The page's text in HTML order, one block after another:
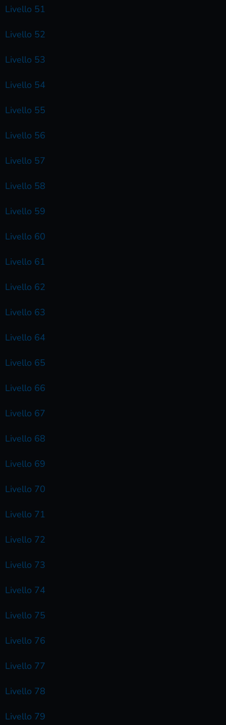
Livello 51
Livello 52
Livello 53
Livello 54
Livello 55
Livello 56
Livello 57
Livello 58
Livello 59
Livello 60
Livello 61
Livello 62
Livello 63
Livello 64
Livello 65
Livello 66
Livello 67
Livello 68
Livello 69
Livello 70
Livello 71
Livello 72
Livello 73
Livello 74
Livello 75
Livello 76
Livello 77
Livello 78
Livello 79